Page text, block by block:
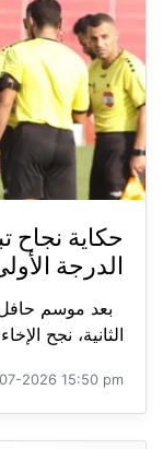
حكاية
الدرجة
بعد موسم حافل
الثانية، نجح
2026 15:50 pm